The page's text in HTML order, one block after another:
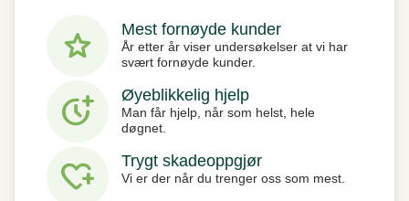
star Mest fornøyde kunder
År etter år viser undersøkelser at vi har
svært fornøyde kunder.
more_time Øyeblikkelig hjelp
Man får hjelp, når som helst, hele
døgnet.
heart_plus Trygt skadeoppgjør
Vi er der når du trenger oss som mest.